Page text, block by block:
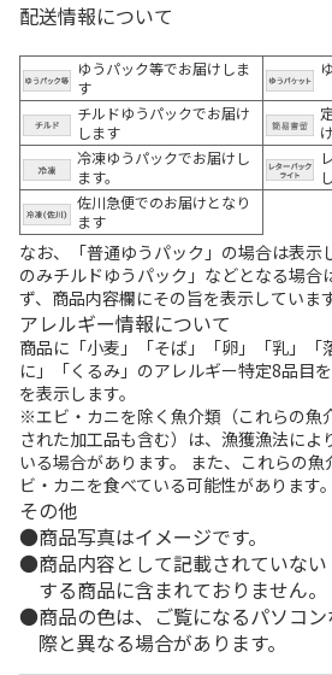
配送情報について
ゆうパック等でお届けしま
す
チルドゆうパックでお届け
します
冷凍ゆうパックでお届けし
ます。
佐川急便でのお届けとなり
ます
なお、「普通ゆうパック」の場合は表示
のみチルドゆうパック」などとなる場合
ず、商品内容欄にその旨を表示しています
アレルギー情報について
商品に「小麦」「そば」「卵」「乳」「
に」「くるみ」のアレルギー特定8品目
を表示します。
※エビ・カニを除く魚介類（これらの魚
された加工品も含む）は、漁獲漁法によ
いる場合があります。 また、これらの
ビ・カニを食べている可能性があります。
その他
商品写真はイメージです。
商品内容として記載されていな
する商品に含まれておりません。
商品の色は、ご覧になるパソコ
際と異なる場合があります。